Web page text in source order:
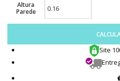
Altura
Parede
Site